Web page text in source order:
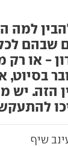
למה
שבהם
- או
בסיוט,
הזה.
שיף